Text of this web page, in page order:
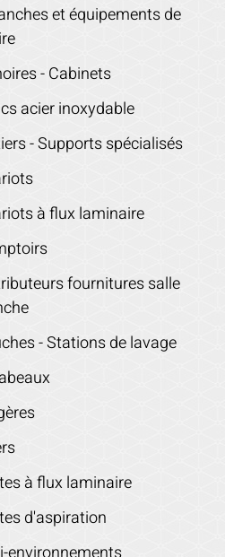
et équipements de
- Cabinets
acier inoxydable
- Supports spécialisés
à flux laminaire
fournitures salle
- Stations de lavage
à flux laminaire
d'aspiration